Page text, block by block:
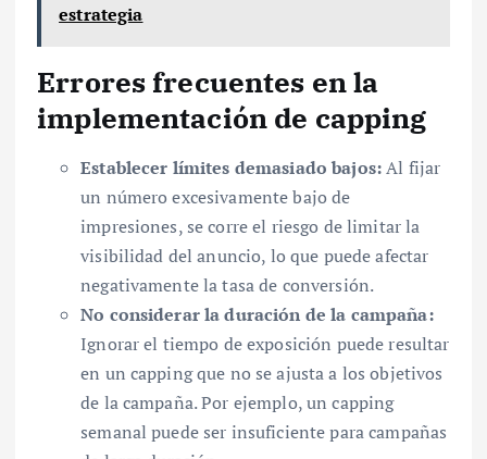
estrategia
Errores frecuentes en la
implementación de capping
Establecer límites demasiado bajos:Al fijar
un número excesivamente bajo de
impresiones, se corre el riesgo de limitar la
visibilidad del anuncio, lo que puede afectar
negativamente la tasa de conversión.
No considerar la duración de la campaña:
Ignorar el tiempo de exposición puede resultar
en un capping que no se ajusta a los objetivos
de la campaña. Por ejemplo, un capping
semanal puede ser insuficiente para campañas